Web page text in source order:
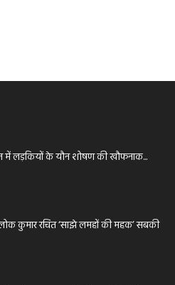
लड़कियों के यौन शोषण की खौफनाक...
कुमार रचित ‘साझे लमहों की महक’ सबकी